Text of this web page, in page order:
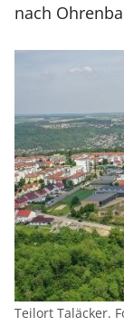
nach
Teilort Taläcker.